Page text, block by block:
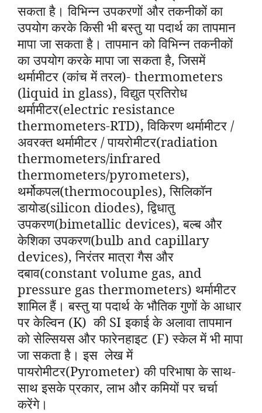
सकता है। विभिन्न उपकरणों और तकनीकों का
उपयोग करके किसी भी बस्तु या पदार्थ का तापमान
मापा जा सकता है। तापमान को विभिन्न तकनीकों
का उपयोग करके मापा जा सकता है, जिसमें
थर्मामीटर (कांच में तरल)- thermometers
(liquid in glass), विद्युत प्रतिरोध
थर्मामीटर(electric resistance
thermometers-RTD), विकिरण थर्मामीटर /
अवरक्त थर्मामीटर / पायरोमीटर(radiation
thermometers/infrared
thermometers/pyrometers),
थर्मोकपल(thermocouples), सिलिकॉन
डायोड(silicon diodes), द्विधातु
उपकरण(bimetallic devices), बल्ब और
केशिका उपकरण(bulb and capillary
devices), निरंतर मात्रा गैस और
दबाव(constant volume gas, and
pressure gas thermometers) थर्मामीटर
शामिल हैं। बस्तु या पदार्थ के भौतिक गुणों के आधार
पर केल्विन (K) की SI इकाई के अलावा तापमान
को सेल्सियस और फारेनहाइट (F) स्केल में भी मापा
जा सकता है। इस लेख में
पायरोमीटर(Pyrometer) की परिभाषा के साथ-
साथ इसके प्रकार, लाभ और कमियों पर चर्चा
करेंगे।